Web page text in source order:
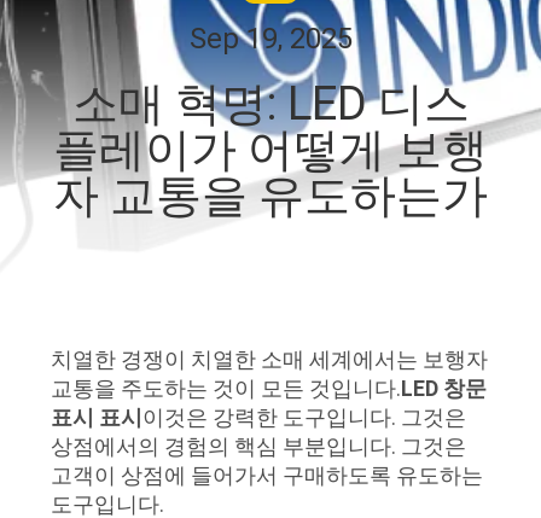
우
리
에
대
Sep 19, 2025
소매 혁명: LED 디스
플레이가 어떻게 보행
자 교통을 유도하는가
치열한 경쟁이 치열한 소매 세계에서는 보행자
교통을 주도하는 것이 모든 것입니다.LED 창문
표시 표시이것은 강력한 도구입니다. 그것은
상점에서의 경험의 핵심 부분입니다. 그것은
고객이 상점에 들어가서 구매하도록 유도하는
도구입니다.